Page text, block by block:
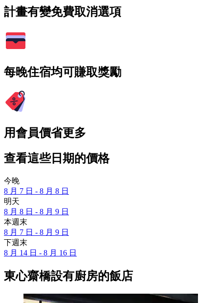
計畫有變免費取消選項
每晚住宿均可賺取獎勵
用會員價省更多
查看這些日期的價格
今晚
8 月 7 日 - 8 月 8 日
明天
8 月 8 日 - 8 月 9 日
本週末
8 月 7 日 - 8 月 9 日
下週末
8 月 14 日 - 8 月 16 日
東心齋橋設有廚房的飯店